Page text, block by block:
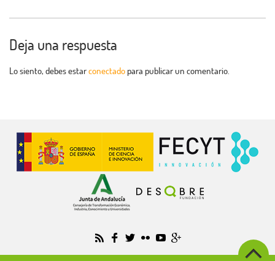
Deja una respuesta
Lo siento, debes estarconectado para publicar un comentario.